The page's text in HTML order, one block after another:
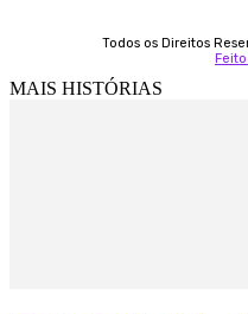
Todos os Direitos
MAIS HISTÓRIAS